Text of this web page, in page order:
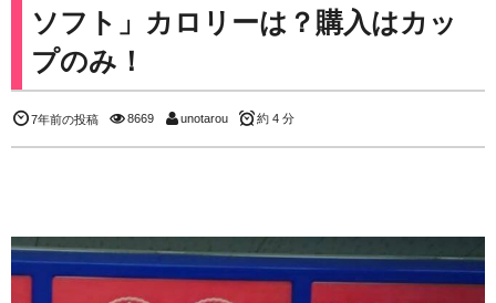
ソフト」カロリーは？購入はカッ
プのみ！
7年前の投稿 8669 unotarou 約 4 分